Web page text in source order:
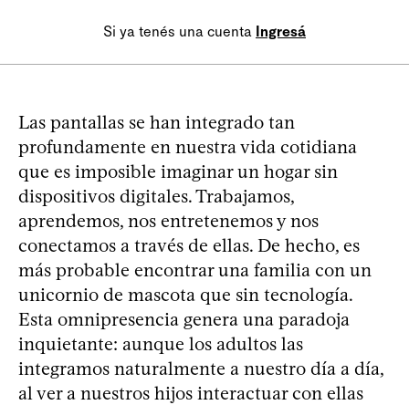
Si ya tenés una cuenta Ingresá
Las pantallas se han integrado tan
profundamente en nuestra vida cotidiana
que es imposible imaginar un hogar sin
dispositivos digitales. Trabajamos,
aprendemos, nos entretenemos y nos
conectamos a través de ellas. De hecho, es
más probable encontrar una familia con un
unicornio de mascota que sin tecnología.
Esta omnipresencia genera una paradoja
inquietante: aunque los adultos las
integramos naturalmente a nuestro día a día,
al ver a nuestros hijos interactuar con ellas